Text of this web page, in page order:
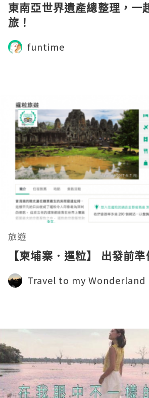
東南亞世界遺產總整理，一
旅！
funtime
旅遊
【柬埔寨．暹粒】 出發前
Travel to my Wonderland